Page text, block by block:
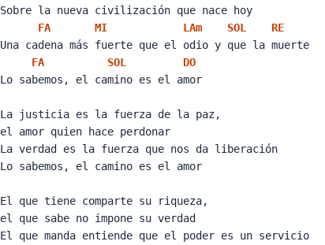
Sobre la nueva civilización que nace hoy
FA
MI LAm SOL
RE
Una cadena más fuerte que el odio y que la muerte
FA
SOL
DO
Lo sabemos, el camino es el amor
La justicia es la fuerza de la paz,
el amor quien hace perdonar
La verdad es la fuerza que nos da liberación
Lo sabemos, el camino es el amor
El que tiene comparte su riqueza,
el que sabe no impone su verdad
El que manda entiende que el poder es un servicio